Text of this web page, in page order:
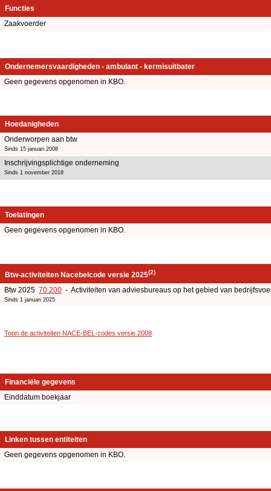
Functies
Zaakvoerder
Ondernemersvaardigheden - ambulant - kermisuitbater
Geen gegevens opgenomen in KBO.
Hoedanigheden
Onderworpen aan btw
Sinds 15 januari 2008
Inschrijvingsplichtige onderneming
Sinds 1 november 2018
Toelatingen
Geen gegevens opgenomen in KBO.
Btw-activiteiten Nacebelcode versie 2025(2)
Btw 2025 70.200 - Activiteiten van adviesbureaus op het gebied van
Sinds 1 januari 2025
Toon de activiteiten NACE-BEL-codes versie 2008
Financiële gegevens
Einddatum boekjaar
Linken tussen entiteiten
Geen gegevens opgenomen in KBO.